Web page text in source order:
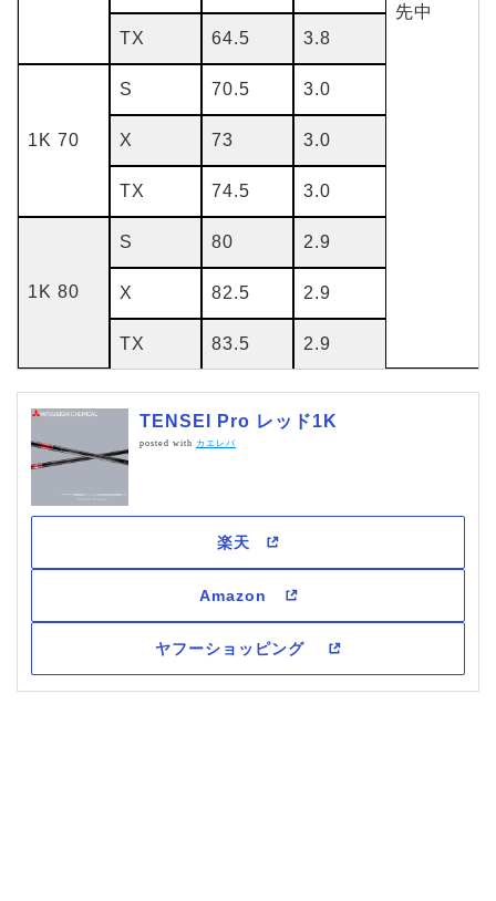
先中
TX
64.5 3.8
1K 70
S 70.5 3.0
X 73 3.0
TX 74.5 3.0
1K 80
S 80 2.9
X 82.5 2.9
TX 83.5 2.9
TENSEI Pro レッド1K
posted with カエレバ